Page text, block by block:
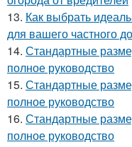
13. Как выбрать
для вашего частного
14. Стандартные
полное руководство
15. Стандартные
полное руководство
16. Стандартные
полное руководство